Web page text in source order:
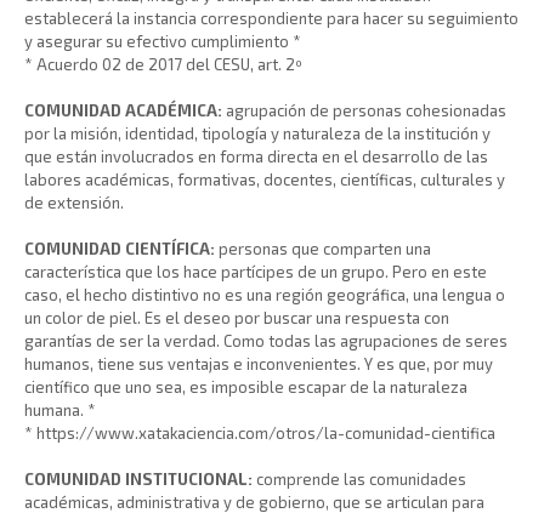
establecerá la instancia correspondiente para hacer su seguimiento
y asegurar su efectivo cumplimiento *
* Acuerdo 02 de 2017 del CESU, art. 2º
COMUNIDAD ACADÉMICA: agrupación de personas cohesionadas
por la misión, identidad, tipología y naturaleza de la institución y
que están involucrados en forma directa en el desarrollo de las
labores académicas, formativas, docentes, científicas, culturales y
de extensión.
COMUNIDAD CIENTÍFICA: personas que comparten una
característica que los hace partícipes de un grupo. Pero en este
caso, el hecho distintivo no es una región geográfica, una lengua o
un color de piel. Es el deseo por buscar una respuesta con
garantías de ser la verdad. Como todas las agrupaciones de seres
humanos, tiene sus ventajas e inconvenientes. Y es que, por muy
científico que uno sea, es imposible escapar de la naturaleza
humana. *
* https://www.xatakaciencia.com/otros/la-comunidad-cientifica
COMUNIDAD INSTITUCIONAL: comprende las comunidades
académicas, administrativa y de gobierno, que se articulan para